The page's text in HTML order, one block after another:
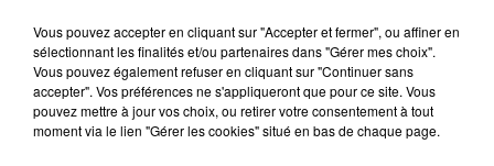
3 août 2026
Fred again.. et Latin Mafia dévoilent enfin
leur mixtape créée en...
Vous pouvez accepter en cliquant sur "Accepter et fermer", ou affiner en
sélectionnant les finalités et/ou partenaires dans "Gérer mes choix".
Vous pouvez également refuser en cliquant sur "Continuer sans
accepter". Vos préférences ne s'appliqueront que pour ce site. Vous
pouvez mettre à jour vos choix, ou retirer votre consentement à tout
moment via le lien "Gérer les cookies" situé en bas de chaque page.